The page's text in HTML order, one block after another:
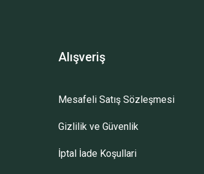
Alışveriş
Mesafeli Satış Sözleşmesi
Gizlilik ve Güvenlik
İptal İade Koşullari